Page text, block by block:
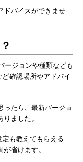
ドバイスができませ
ージョンや種類なども
確認場所やアドバイ
ったら、最新バージョ
ました。
も教えてもらえる
省けます。